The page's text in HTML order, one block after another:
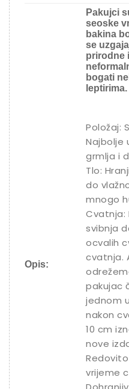
Opis:
Pakujci
seoske
bakina
se
prirodne
bogati
leptirima.
Položaj:
Najbolje
grmlja i
Tlo:
do
mnogo
Cvatnja:
svibnja
ocvalih
cvatnja.
pakujac
jednom
nakon
10 cm
nove
vrijeme